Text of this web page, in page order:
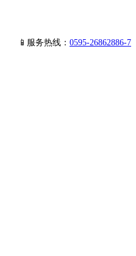
📱服务热线： 0595-26862886-7